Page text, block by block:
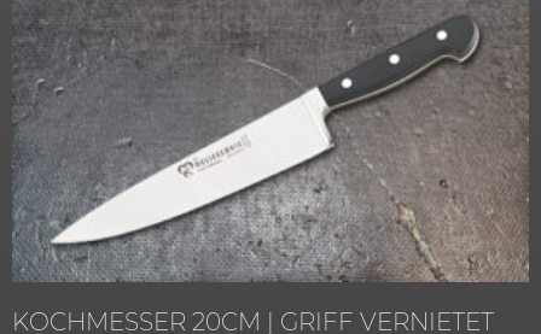
KOCHMESSER 20CM | GRIFF VERNIETET